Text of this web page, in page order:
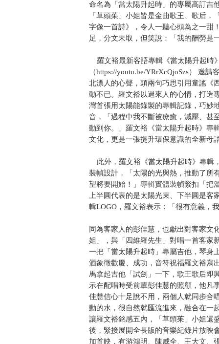
命名為「當太陽升起時」的專屬高訂吉
「草頭茱」小姐皆是金曲歌王、歌后
字像一首詩》，令人一聽心頭為之一甜
足，分文未取，但笑說：「我的酬勞是
羅文裕最新客語專輯《當太陽升起時
（https://youtu.be/YRrXcQjoSzs） 邀
北漂人的心聲，頭兩句巧思引用童謠《
動不已。羅文裕以過來人的心情，打造
灣首張用太陽能錄製的專輯記錄，巧妙
音，「過程中我不斷被療癒，減壓、甚
動到你。」羅文裕《當太陽升起時》專
文化，更是一張提升環保意識的全新母
此外，羅文裕《當太陽升起時》專輯
裝幀設計，「太陽的光與熱，推動了所
望將要開始！」專輯實體裝幀緊扣「把
上半圓代表的是太陽光束、下半圓是
輯LOGO，羅文裕表示：「很有意義，
同為客家人的彭佳慧，也獻出對客家文
姐」，與「四維羅先生」對唱一首客家
一把「當太陽升起時」專屬吉他，琴身
酒象徵歡慶、成功，音符祝福羅文裕寫
馬拿起吉他「試劍」一下，歌王歌后即
示在配唱時受前輩彭佳慧的照顧，他凡
佳慧信心十足說不用，兩個人就同步合
動的水，很自然就匯流進來，融合在一
讓羅文裕銘感五內，「草頭茱」小姐還
後，緊接展開全長版的音樂紀錄片放映
加首映，有游鴻明、陳威全、王大文、